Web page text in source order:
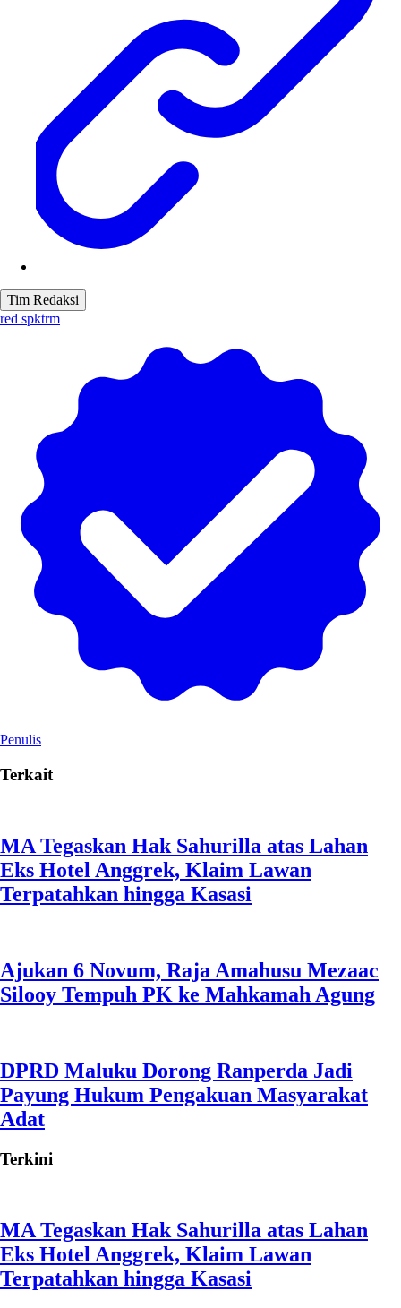
Tim Redaksi
red spktrm
Penulis
Terkait
MA Tegaskan Hak Sahurilla atas Lahan
Eks Hotel Anggrek, Klaim Lawan
Terpatahkan hingga Kasasi
Ajukan 6 Novum, Raja Amahusu Mezaac
Silooy Tempuh PK ke Mahkamah Agung
DPRD Maluku Dorong Ranperda Jadi
Payung Hukum Pengakuan Masyarakat
Adat
Terkini
MA Tegaskan Hak Sahurilla atas Lahan
Eks Hotel Anggrek, Klaim Lawan
Terpatahkan hingga Kasasi